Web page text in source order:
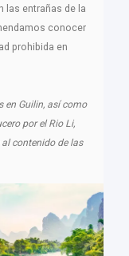
las entrañas de la
conocer
prohibida en
en Guilin, así como
por el Rio Li,
contenido de las